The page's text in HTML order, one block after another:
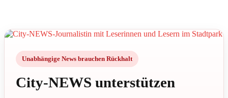
Unabhängige News brauchen Rückhalt
City-NEWS unterstützen